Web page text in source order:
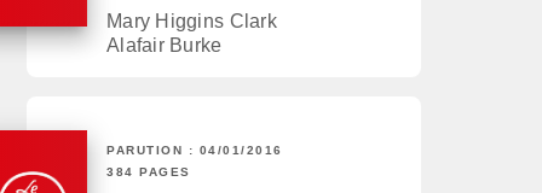
Mary Higgins Clark
Alafair Burke
PARUTION : 04/01/2016
384 PAGES